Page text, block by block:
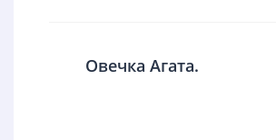
Овечка Агата.